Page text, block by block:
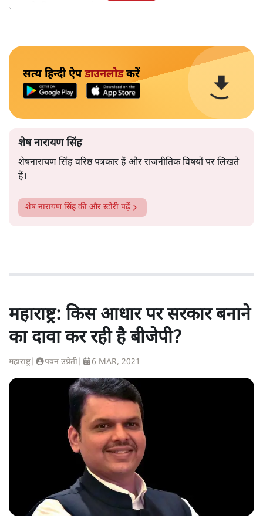
आपको ही समझकर संतुष्ट हो गए।
सत्य हिन्दी ऐपडाउनलोडकरें
शेष नारायण सिंह
शेषनारायण सिंह वरिष्ठ पत्रकार हैं और राजनीतिक विषयों पर लिखते
हैं।
शेष नारायण सिंहकी और स्टोरी पढ़ें
महाराष्ट्र: किस आधार पर सरकार बनाने
का दावा कर रही है बीजेपी?
महाराष्ट्र| पवन उप्रेती 6 MAR, 2021